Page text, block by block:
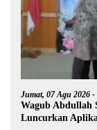
Jumat, 07 Agu 2026
Wagub Abdullah
Luncurkan